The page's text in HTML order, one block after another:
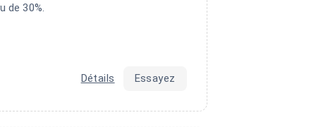
de 30%.
Détails Essayez